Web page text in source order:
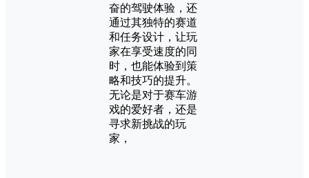
奋的驾驶体验，还
通过其独特的赛道
和任务设计，让玩
家在享受速度的同
时，也能体验到策
略和技巧的提升。
无论是对于赛车游
戏的爱好者，还是
寻求新挑战的玩
家，